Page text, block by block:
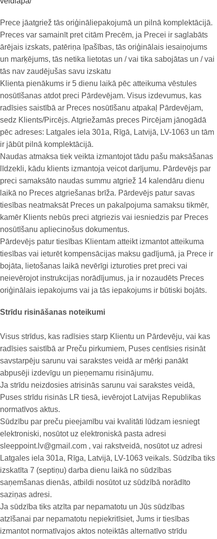
Prece jāatgriež tās oriģināliepakojumā un pilnā komplektācijā.
Preces var samainīt pret citām Precēm, ja Precei ir saglabāts
ārējais izskats, patēriņa īpašības, tās oriģinālais iesaiņojums
un marķējums, tās netika lietotas un / vai tika sabojātas un / vai
tās nav zaudējušas savu izskatu
Klienta pienākums ir 5 dienu laikā pēc atteikuma vēstules
nosūtīšanas atdot preci Pārdevējam. Visus izdevumus, kas
radīsies saistībā ar Preces nosūtīšanu atpakaļ Pārdevējam,
sedz Klients/Pircējs. Atgriežamās preces Pircējam jānogādā
pēc adreses: Latgales iela 301a, Rīgā, Latvijā, LV-1063 un tām
ir jābūt pilnā komplektācijā.
Naudas atmaksa tiek veikta izmantojot tādu pašu maksāšanas
līdzekli, kādu klients izmantoja veicot darījumu. Pārdevējs par
preci samaksāto naudas summu atgriež 14 kalendāru dienu
laikā no Preces atgriešanas brīža. Pārdevējs patur savas
tiesības neatmaksāt Preces un pakalpojuma samaksu tikmēr,
kamēr Klients nebūs preci atgriezis vai iesniedzis par Preces
nosūtīšanu apliecinošus dokumentus.
Pārdevējs patur tiesības Klientam atteikt izmantot atteikuma
tiesības vai ieturēt kompensācijas maksu gadījumā, ja Prece ir
bojāta, lietošanas laikā nevērīgi izturoties pret preci vai
neievērojot instrukcijas norādījumus, ja ir nozaudēts Preces
oriģinālais iepakojums vai ja tās iepakojums ir būtiski bojāts.
Strīdu risināšanas noteikumi
Visus strīdus, kas radīsies starp Klientu un Pārdevēju, vai kas
radīsies saistībā ar Preču pirkumiem, Puses centīsies risināt
savstarpēju sarunu vai sarakstes veidā ar mērķi panākt
abpusēji izdevīgu un pieņemamu risinājumu.
Ja strīdu neizdosies atrisinās sarunu vai sarakstes veidā,
Puses strīdu risinās LR tiesā, ievērojot Latvijas Republikas
normatīvos aktus.
Sūdzību par preču pieejamību vai kvalitāti lūdzam iesniegt
elektroniski, nosūtot uz elektroniskā pasta adresi
sleeppoint.lv@gmail.com , vai rakstveidā, nosūtot uz adresi
Latgales iela 301a, Rīga, Latvijā, LV-1063 veikals. Sūdzība tiks
izskatīta 7 (septiņu) darba dienu laikā no sūdzības
saņemšanas dienās, atbildi nosūtot uz sūdzībā norādīto
saziņas adresi.
Ja sūdzība tiks atzīta par nepamatotu un Jūs sūdzības
atzīšanai par nepamatotu nepiekritīsiet, Jums ir tiesības
izmantot normatīvajos aktos noteiktās alternatīvo strīdu